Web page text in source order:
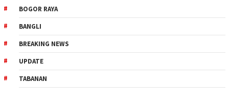
BOGOR RAYA
BANGLI
BREAKING NEWS
UPDATE
TABANAN